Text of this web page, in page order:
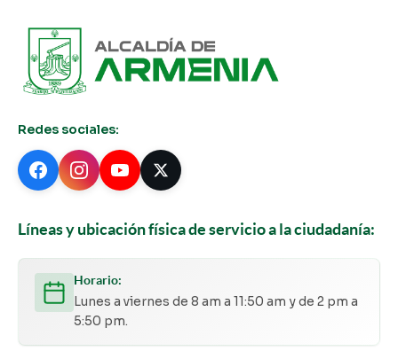
Redes sociales:
Líneas y ubicación física de servicio a la ciudadanía:
Horario:
Lunes a viernes de 8 am a 11:50 am y de 2 pm a
5:50 pm.